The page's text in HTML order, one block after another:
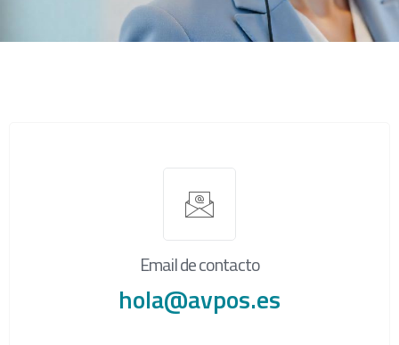
Email de contacto
hola@avpos.es